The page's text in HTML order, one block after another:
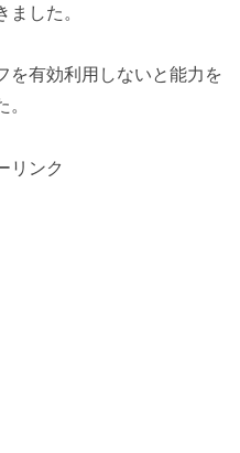
した。
を有効利用しないと能力を
リンク